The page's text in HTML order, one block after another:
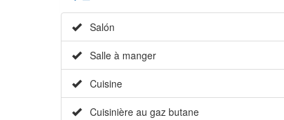
Salón
Salle à manger
Cuisine
Cuisinière au gaz butane